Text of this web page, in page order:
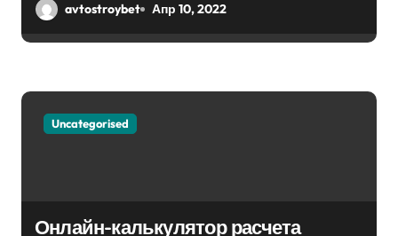
avtostroybet Апр 10, 2022
Uncategorised
Онлайн-калькулятор расчета